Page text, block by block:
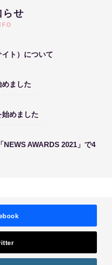
らせ
イト）について
ました
めました
AWARDS 2021」で4